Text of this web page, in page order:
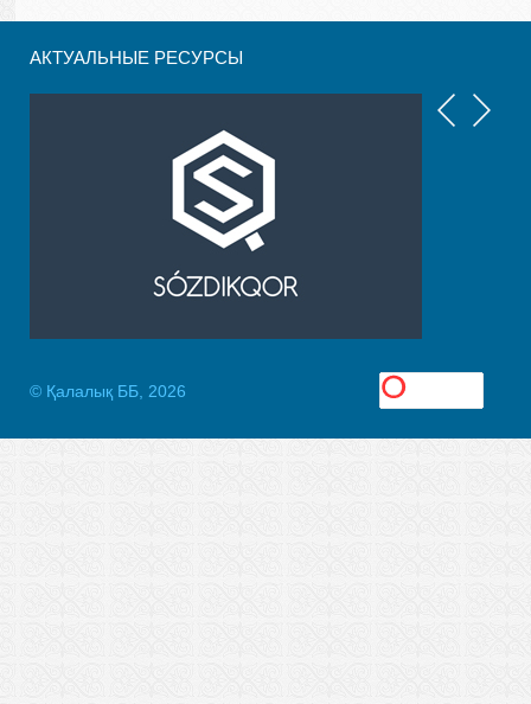
АКТУАЛЬНЫЕ РЕСУРСЫ
© Қалалық ББ, 2026